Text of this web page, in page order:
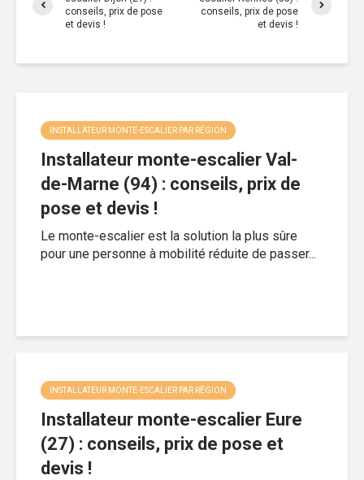
conseils, prix de pose
et devis !
conseils, prix de pose
et devis !
INSTALLATEUR MONTE-ESCALIER PAR RÉGION
Installateur monte-escalier Val-
de-Marne (94) : conseils, prix de
pose et devis !
Le monte-escalier est la solution la plus sûre
pour une personne à mobilité réduite de passer...
INSTALLATEUR MONTE-ESCALIER PAR RÉGION
Installateur monte-escalier Eure
(27) : conseils, prix de pose et
devis !